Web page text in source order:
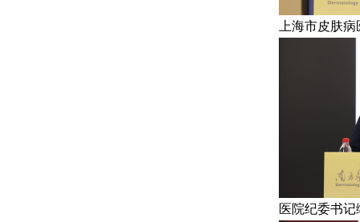
上海市皮肤
医院纪委书